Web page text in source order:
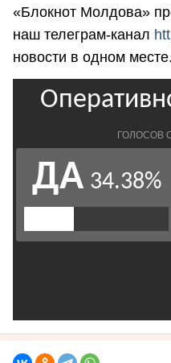
«Блокнот Молдова»
наш телеграм-канал
новости в одном месте.